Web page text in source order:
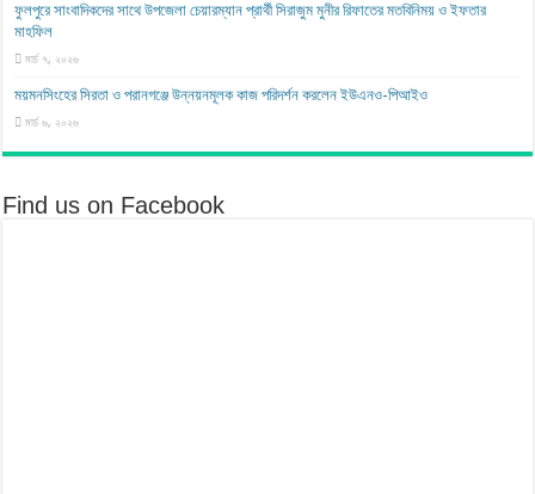
ফুলপুরে সাংবাদিকদের সাথে উপজেলা চেয়ারম্যান প্রার্থী সিরাজুম মুনীর রিফাতের মতবিনিময় ও ইফতার
মাহফিল
মার্চ ৭, ২০২৬
ময়মনসিংহের সিরতা ও পরানগঞ্জে উন্নয়নমূলক কাজ পরিদর্শন করলেন ইউএনও-পিআইও
মার্চ ৬, ২০২৬
Find us on Facebook